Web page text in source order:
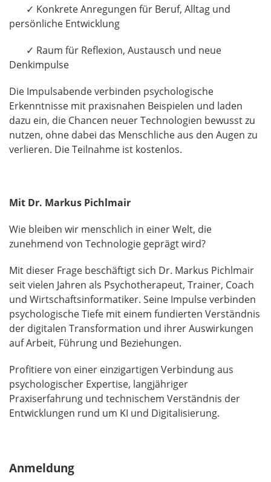
✓ Konkrete Anregungen für Beruf, Alltag und
persönliche Entwicklung
✓ Raum für Reflexion, Austausch und neue
Denkimpulse
Die Impulsabende verbinden psychologische
Erkenntnisse mit praxisnahen Beispielen und laden
dazu ein, die Chancen neuer Technologien bewusst zu
nutzen, ohne dabei das Menschliche aus den Augen zu
verlieren. Die Teilnahme ist kostenlos.
Mit Dr. Markus Pichlmair
Wie bleiben wir menschlich in einer Welt, die
zunehmend von Technologie geprägt wird?
Mit dieser Frage beschäftigt sich Dr. Markus Pichlmair
seit vielen Jahren als Psychotherapeut, Trainer, Coach
und Wirtschaftsinformatiker. Seine Impulse verbinden
psychologische Tiefe mit einem fundierten Verständnis
der digitalen Transformation und ihrer Auswirkungen
auf Arbeit, Führung und Beziehungen.
Profitiere von einer einzigartigen Verbindung aus
psychologischer Expertise, langjähriger
Praxiserfahrung und technischem Verständnis der
Entwicklungen rund um KI und Digitalisierung.
Anmeldung